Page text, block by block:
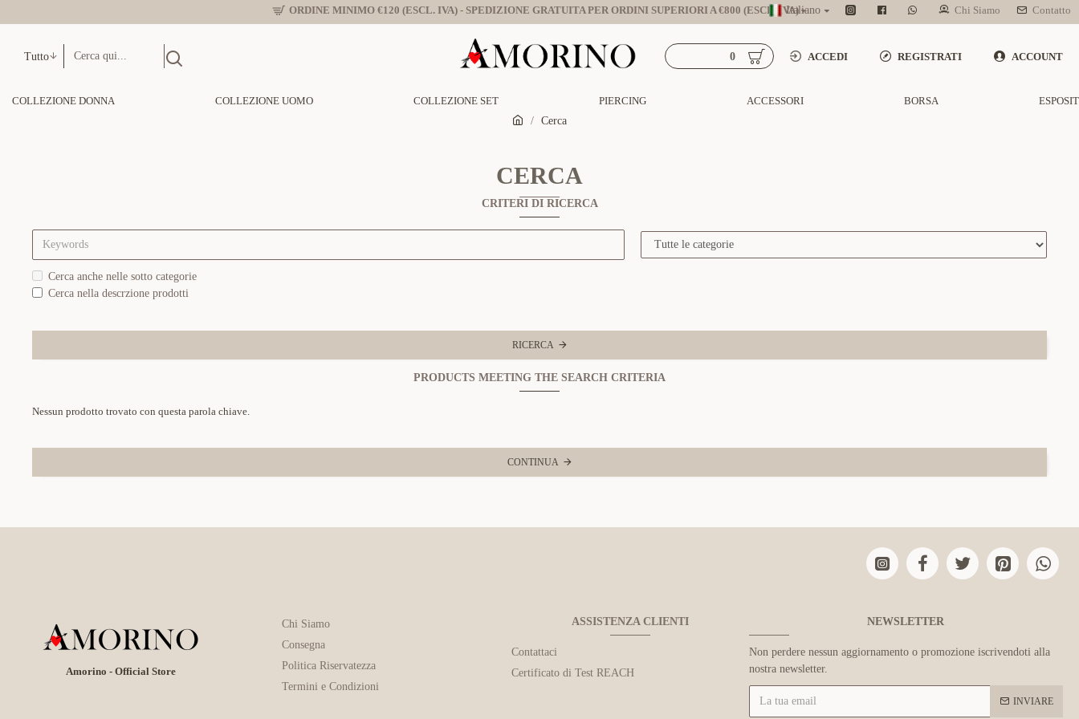
ORDINE MINIMO €120 (ESCL. IVA) - SPEDIZIONE GRATUITA PER ORDINI SUPERIORI A €800 (ESCL. IVA)Italiano Chi Siamo Contatto
Tutto ACCEDI REGISTRATI ACCOUNT
0
COLLEZIONE DONNA COLLEZIONE UOMO COLLEZIONE SET PIERCING ACCESSORI BORSA
Cerca
CERCA
CRITERI DI RICERCA
Cerca anche nelle sotto categorie
Cerca nella descrzione prodotti
RICERCA
PRODUCTS MEETING THE SEARCH CRITERIA
Nessun prodotto trovato con questa parola chiave.
CONTINUA
Amorino - Official Store
Chi Siamo
Consegna
Politica Riservatezza
Termini e Condizioni
ASSISTENZA CLIENTI
Contattaci
Certificato di Test REACH
NEWSLETTER
Non perdere nessun aggiornamento o promozione iscrivendoti alla
nostra newsletter.
INVIARE